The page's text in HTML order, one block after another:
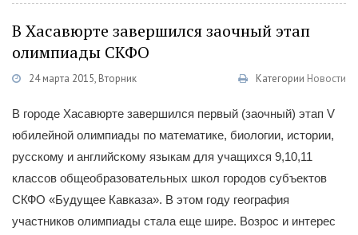
В Хасавюрте завершился заочный этап
олимпиады СКФО
24 марта 2015, Вторник Категории Новости
В городе Хасавюрте завершился первый (заочный) этап V
юбилейной олимпиады по математике, биологии, истории,
русскому и английскому языкам для учащихся 9,10,11
классов общеобразовательных школ городов субъектов
СКФО «Будущее Кавказа». В этом году география
участников олимпиады стала еще шире. Возрос и интерес